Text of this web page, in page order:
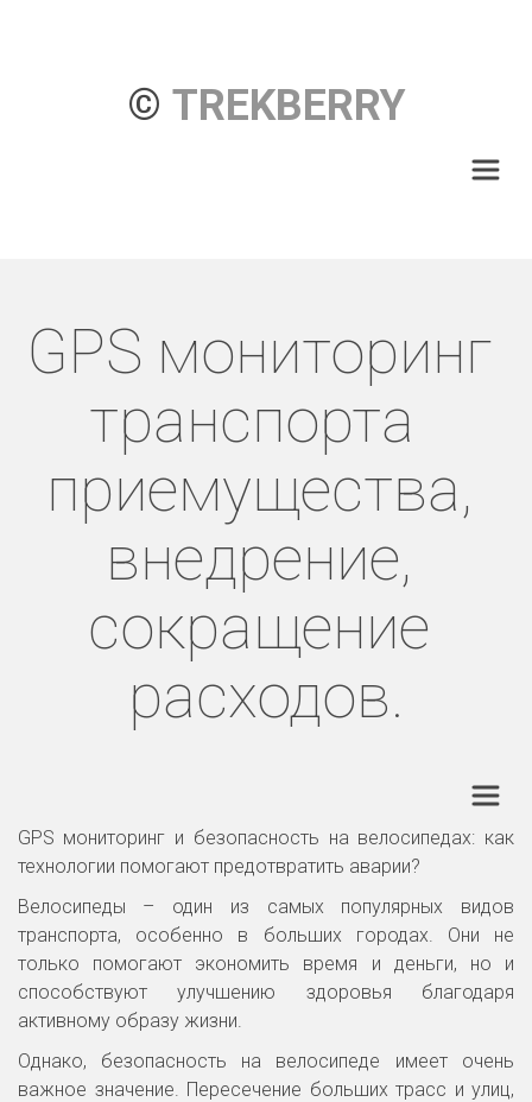
© TREKBERRY
GPS мониторинг
транспорта
приемущества,
внедрение,
сокращение
расходов.
GPS мониторинг и безопасность на велосипедах: как
технологии помогают предотвратить аварии?
Велосипеды – один из самых популярных видов
транспорта, особенно в больших городах. Они не
только помогают экономить время и деньги, но и
способствуют улучшению здоровья благодаря
активному образу жизни.
Однако, безопасность на велосипеде имеет очень
важное значение. Пересечение больших трасс и улиц,